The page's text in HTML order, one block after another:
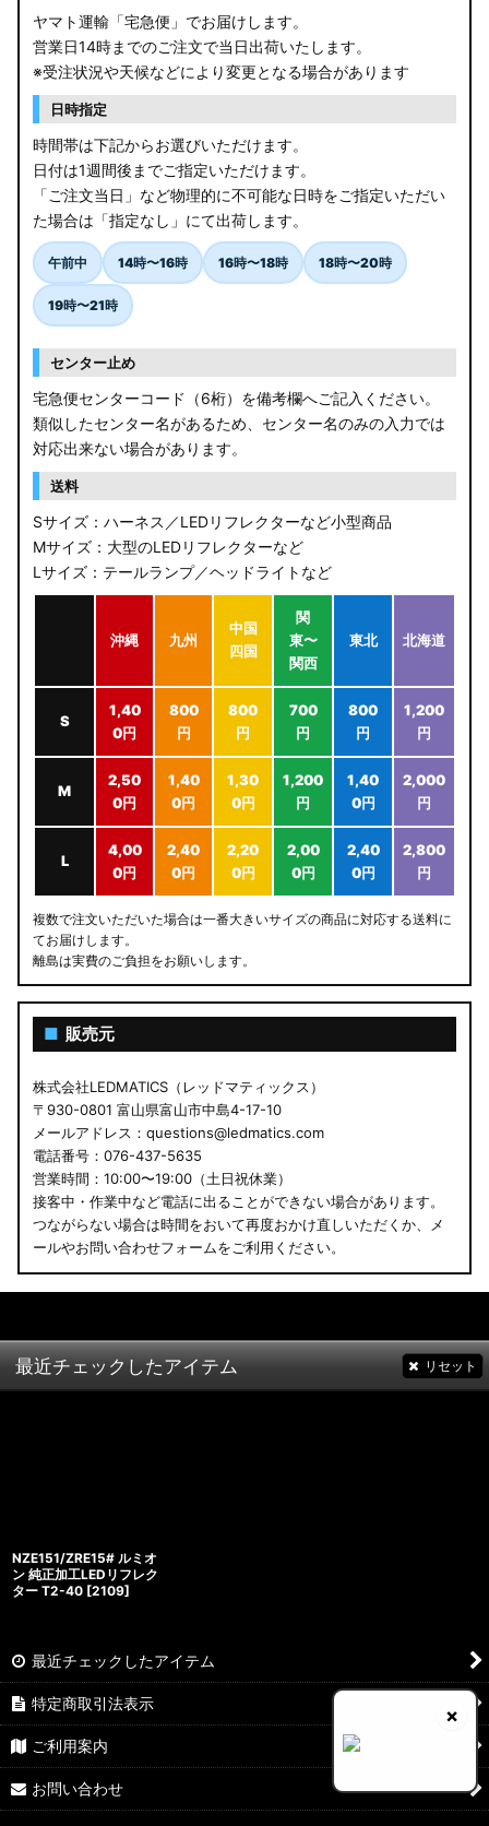
ヤマト運輸「宅急便」でお届けします。
営業日14時までのご注文で当日出荷いたします。
※受注状況や天候などにより変更となる場合があります
日時指定
時間帯は下記からお選びいただけます。
日付は1週間後までご指定いただけます。
「ご注文当日」など物理的に不可能な日時をご指定いただい
た場合は「指定なし」にて出荷します。
午前中 14時〜16時 16時〜18時 18時〜20時
19時〜21時
センター止め
宅急便センターコード（6桁）を備考欄へご記入ください。
類似したセンター名があるため、センター名のみの入力では
対応出来ない場合があります。
送料
Sサイズ：ハーネス／LEDリフレクターなど小型商品
Mサイズ：大型のLEDリフレクターなど
Lサイズ：テールランプ／ヘッドライトなど
沖縄 九州
中国
四国
関
東〜
関西
東北 北海道
S
1,40
0円
800
円
800
円
700
円
800
円
1,200
円
M
2,50
0円
1,40
0円
1,30
0円
1,200
円
1,40
0円
2,000
円
L
4,00
0円
2,40
0円
2,20
0円
2,00
0円
2,40
0円
2,800
円
複数で注文いただいた場合は一番大きいサイズの商品に対応する送料に
てお届けします。
離島は実費のご負担をお願いします。
■ 販売元
株式会社LEDMATICS（レッドマティックス）
〒930-0801 富山県富山市中島4-17-10
メールアドレス：questions@ledmatics.com
電話番号：076-437-5635
営業時間：10:00〜19:00（土日祝休業）
接客中・作業中など電話に出ることができない場合があります。
つながらない場合は時間をおいて再度おかけ直しいただくか、メ
ールやお問い合わせフォームをご利用ください。
×
最近チェックしたアイテム リセット
NZE151/ZRE15# ルミオ
ン 純正加工LEDリフレク
ター T2-40 [2109]
最近チェックしたアイテム
特定商取引法表示
ご利用案内
お問い合わせ